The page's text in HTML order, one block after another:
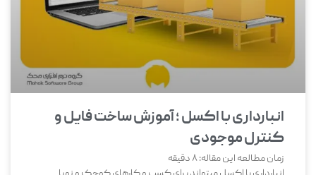
انبارداری با اکسل ؛ آموزش ساخت فایل و
کنترل موجودی
زمان مطالعه این مقاله:8دقیقه